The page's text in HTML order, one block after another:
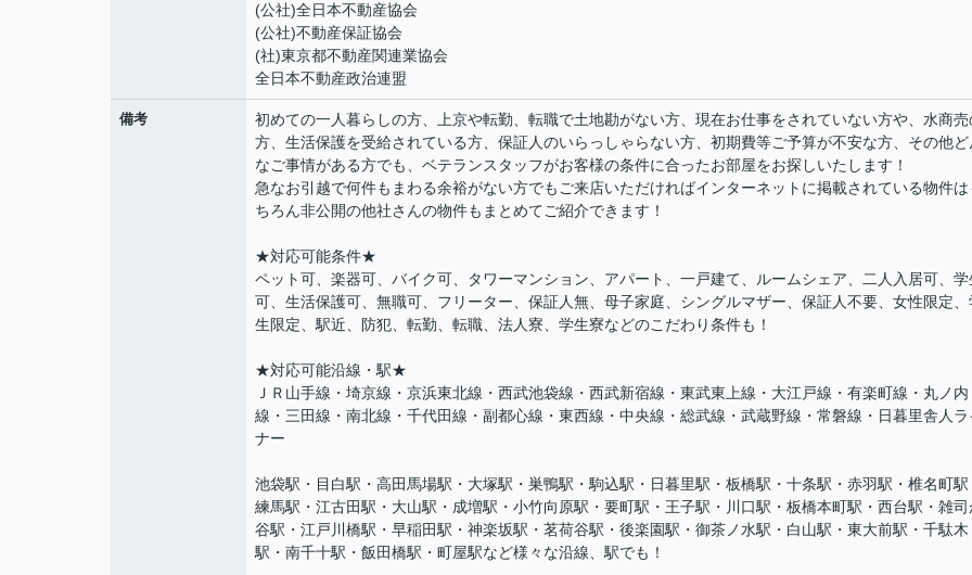
(公社)全日本不動産協会
(公社)不動産保証協会
(社)東京都不動産関連業協会
全日本不動産政治連盟
備考
初めての一人暮らしの方、上京や転勤、転職で土地勘がない方、現在お仕事をされていない方や、水商売
方、生活保護を受給されている方、保証人のいらっしゃらない方、初期費等ご予算が不安な方、その他ど
なご事情がある方でも、ベテランスタッフがお客様の条件に合ったお部屋をお探しいたします！
急なお引越で何件もまわる余裕がない方でもご来店いただければインターネットに掲載されている物件は
ちろん非公開の他社さんの物件もまとめてご紹介できます！
★対応可能条件★
ペット可、楽器可、バイク可、タワーマンション、アパート、一戸建て、ルームシェア、二人入居可、学
可、生活保護可、無職可、フリーター、保証人無、母子家庭、シングルマザー、保証人不要、女性限定、
生限定、駅近、防犯、転勤、転職、法人寮、学生寮などのこだわり条件も！
★対応可能沿線・駅★
ＪＲ山手線・埼京線・京浜東北線・西武池袋線・西武新宿線・東武東上線・大江戸線・有楽町線・丸ノ内
線・三田線・南北線・千代田線・副都心線・東西線・中央線・総武線・武蔵野線・常磐線・日暮里舎人ラ
ナー
池袋駅・目白駅・高田馬場駅・大塚駅・巣鴨駅・駒込駅・日暮里駅・板橋駅・十条駅・赤羽駅・椎名町駅
練馬駅・江古田駅・大山駅・成増駅・小竹向原駅・要町駅・王子駅・川口駅・板橋本町駅・西台駅・雑司
谷駅・江戸川橋駅・早稲田駅・神楽坂駅・茗荷谷駅・後楽園駅・御茶ノ水駅・白山駅・東大前駅・千駄木
駅・南千十駅・飯田橋駅・町屋駅など様々な沿線、駅でも！